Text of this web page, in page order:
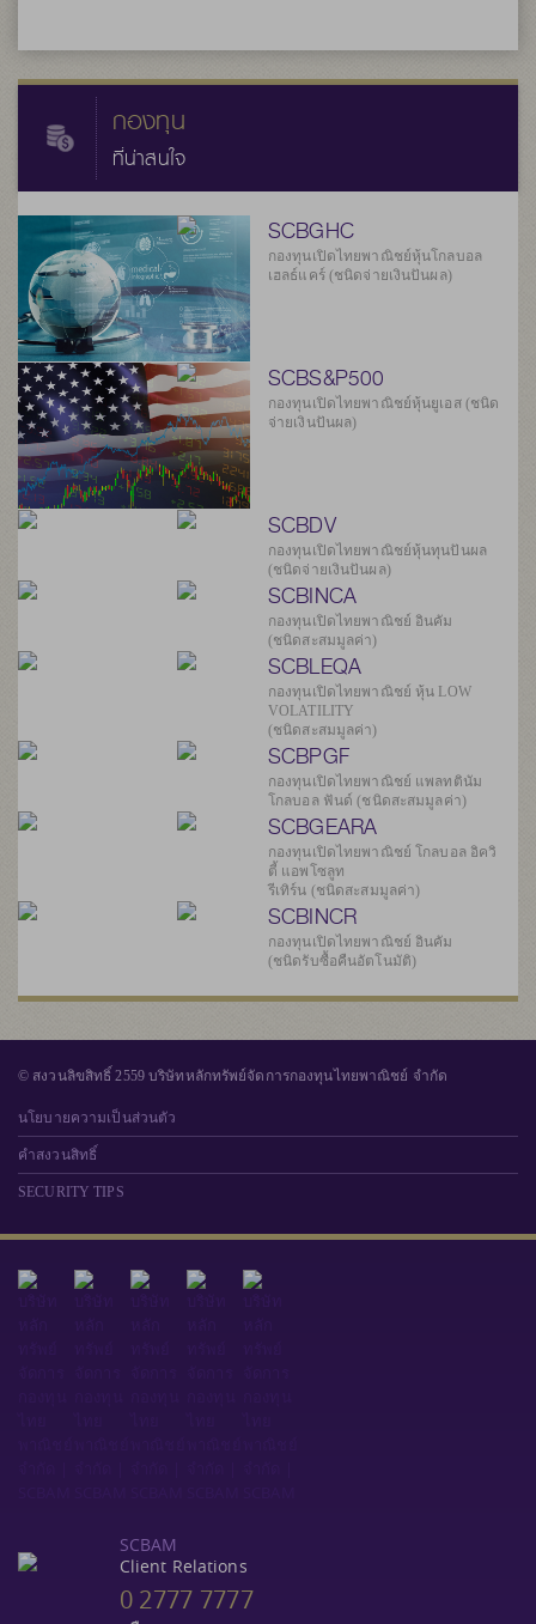
กองทุน
ที่น่าสนใจ
SCBGHC
กองทุนเปิดไทยพาณิชย์หุ้นโกลบอล
เฮลธ์แคร์ (ชนิดจ่ายเงินปันผล)
SCBS&P500
กองทุนเปิดไทยพาณิชย์หุ้นยูเอส (ชนิด
จ่ายเงินปันผล)
SCBDV
กองทุนเปิดไทยพาณิชย์หุ้นทุนปันผล
(ชนิดจ่ายเงินปันผล)
SCBINCA
กองทุนเปิดไทยพาณิชย์ อินคัม
(ชนิดสะสมมูลค่า)
SCBLEQA
กองทุนเปิดไทยพาณิชย์ หุ้น LOW
VOLATILITY
(ชนิดสะสมมูลค่า)
SCBPGF
กองทุนเปิดไทยพาณิชย์ แพลทตินัม
โกลบอล ฟันด์ (ชนิดสะสมมูลค่า)
SCBGEARA
กองทุนเปิดไทยพาณิชย์ โกลบอล อิควิ
ตี้ แอพโซลูท
รีเทิร์น (ชนิดสะสมมูลค่า)
SCBINCR
กองทุนเปิดไทยพาณิชย์ อินคัม
(ชนิดรับซื้อคืนอัตโนมัติ)
© สงวนลิขสิทธิ์ 2559 บริษัทหลักทรัพย์จัดการกองทุนไทยพาณิชย์ จำกัด
นโยบายความเป็นส่วนตัว
คำสงวนสิทธิ์
SECURITY TIPS
SCBAM
Client Relations
0 2777 7777